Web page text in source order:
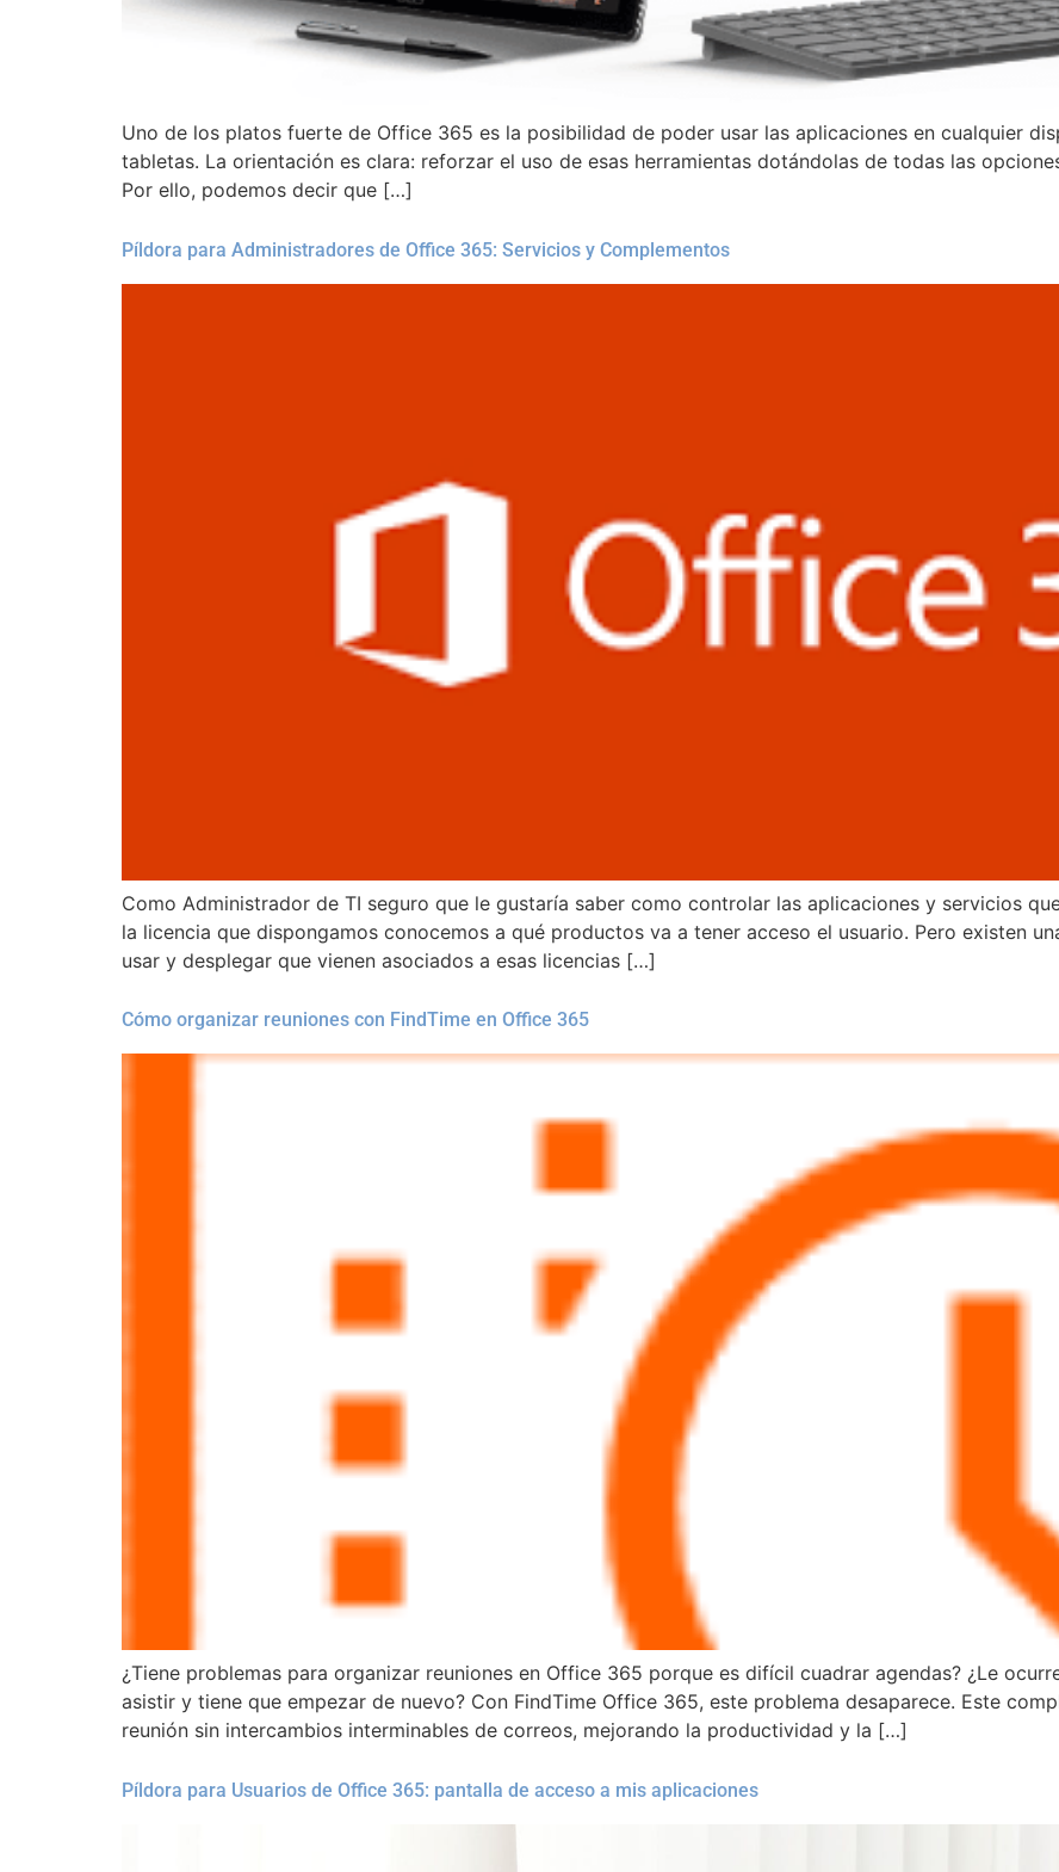
Uno de los platos fuerte de Office 365 es la posibilidad de poder usar las aplicaciones en cualquier
tabletas. La orientación es clara: reforzar el uso de esas herramientas dotándolas de todas las
Por ello, podemos decir que […]
Píldora para Administradores de Office 365: Servicios y Complementos
Como Administrador de TI seguro que le gustaría saber como controlar las aplicaciones y servicios
la licencia que dispongamos conocemos a qué productos va a tener acceso el usuario. Pero existen
usar y desplegar que vienen asociados a esas licencias […]
Cómo organizar reuniones con FindTime en Office 365
¿Tiene problemas para organizar reuniones en Office 365 porque es difícil cuadrar agendas? ¿Le
asistir y tiene que empezar de nuevo? Con FindTime Office 365, este problema desaparece. Este
reunión sin intercambios interminables de correos, mejorando la productividad y la […]
Píldora para Usuarios de Office 365: pantalla de acceso a mis aplicaciones